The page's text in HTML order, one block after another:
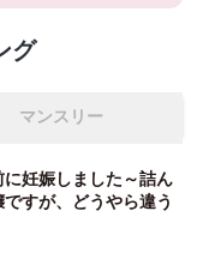
グ
マンスリー
に妊娠しました～詰ん
すが、どうやら違う